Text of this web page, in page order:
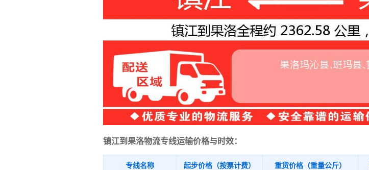
镇江到果洛物流专线运输价格与时效：
专线名称 起步价格（按票计费） 重货价格（重量公斤）